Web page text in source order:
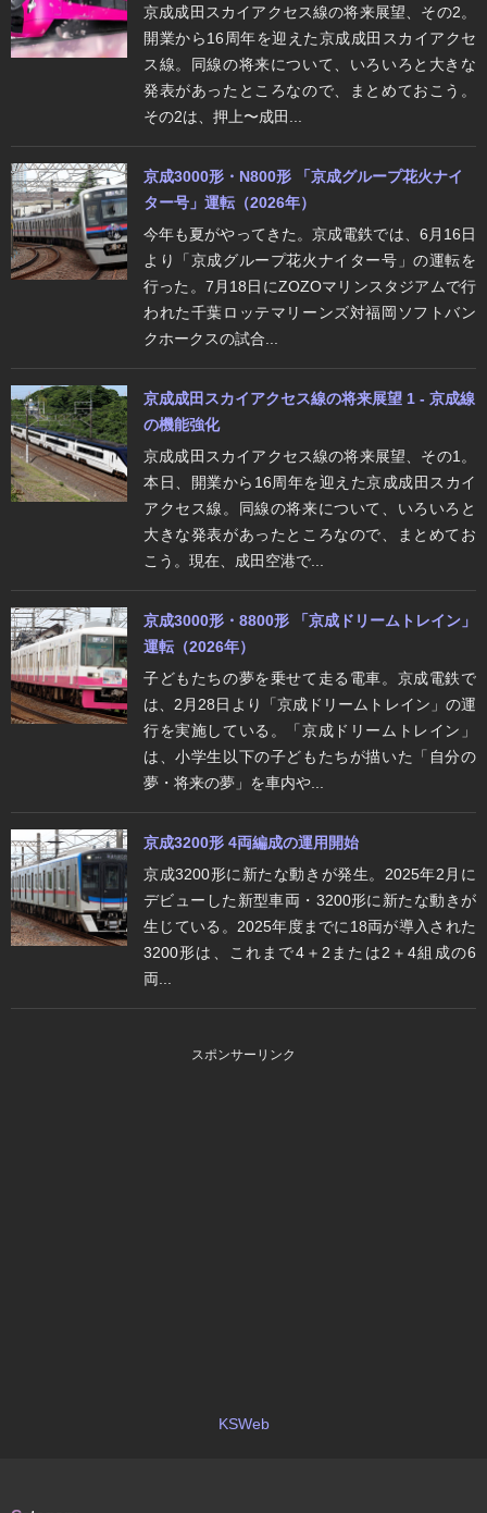
京成成田スカイアクセス線の将来展望、その2。
開業から16周年を迎えた京成成田スカイアクセ
ス線。同線の将来について、いろいろと大きな
発表があったところなので、まとめておこう。
その2は、押上〜成田...
京成3000形・N800形 「京成グループ花火ナイ
ター号」運転（2026年）
今年も夏がやってきた。京成電鉄では、6月16日
より「京成グループ花火ナイター号」の運転を
行った。7月18日にZOZOマリンスタジアムで行
われた千葉ロッテマリーンズ対福岡ソフトバン
クホークスの試合...
京成成田スカイアクセス線の将来展望 1 - 京成線
の機能強化
京成成田スカイアクセス線の将来展望、その1。
本日、開業から16周年を迎えた京成成田スカイ
アクセス線。同線の将来について、いろいろと
大きな発表があったところなので、まとめてお
こう。現在、成田空港で...
京成3000形・8800形 「京成ドリームトレイン」
運転（2026年）
子どもたちの夢を乗せて走る電車。京成電鉄で
は、2月28日より「京成ドリームトレイン」の運
行を実施している。「京成ドリームトレイン」
は、小学生以下の子どもたちが描いた「自分の
夢・将来の夢」を車内や...
京成3200形 4両編成の運用開始
京成3200形に新たな動きが発生。2025年2月に
デビューした新型車両・3200形に新たな動きが
生じている。2025年度までに18両が導入された
3200形は、これまで4＋2または2＋4組成の6
両...
スポンサーリンク
KSWeb